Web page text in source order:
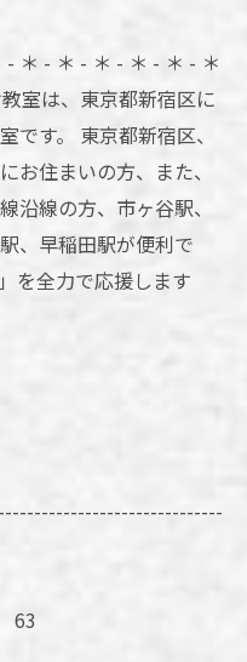
＊ - ＊ - ＊ - ＊ - ＊ - ＊
室は、東京都新宿区に
です。 東京都新宿区、
お住まいの方、また、
沿線の方、市ヶ谷駅、
、早稲田駅が便利で
を全力で応援します
63